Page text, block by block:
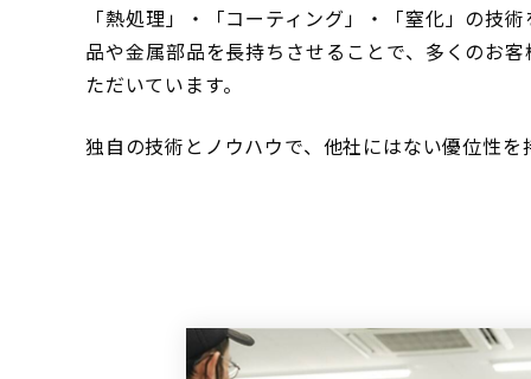
「熱処理」・「コーティング」・「窒化」の技
品や金属部品を長持ちさせることで、多くのお
ただいています。
独自の技術とノウハウで、他社にはない優位性を